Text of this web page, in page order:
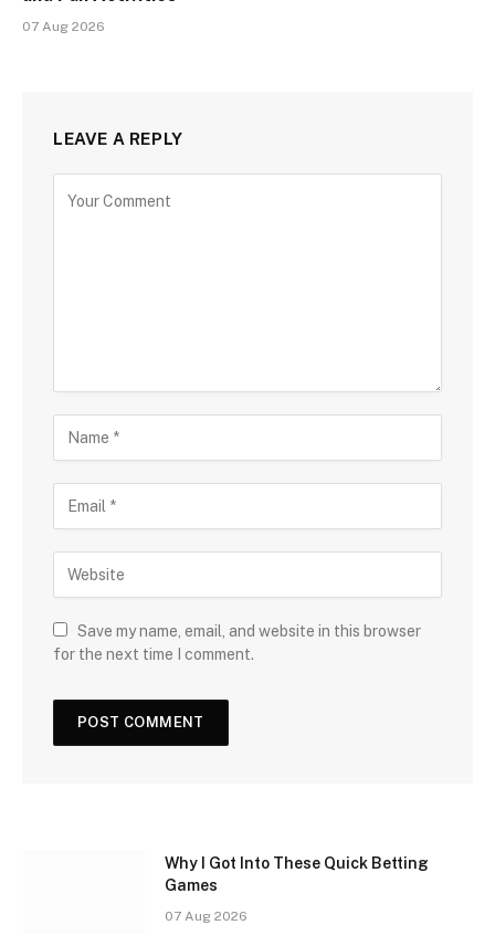
07 Aug 2026
LEAVE A REPLY
Save my name, email, and website in this browser
for the next time I comment.
Why I Got Into These Quick Betting
Games
07 Aug 2026